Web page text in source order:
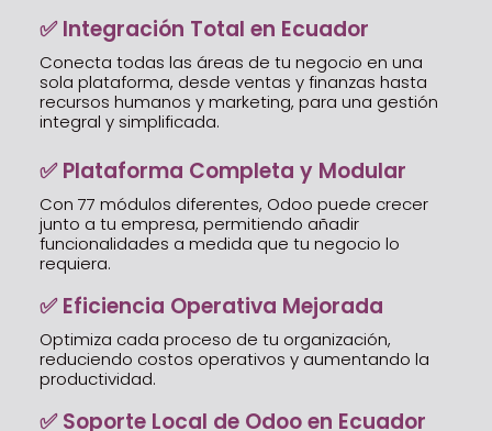
✅ Integración Total en Ecuador
Conecta todas las áreas de tu negocio en una
sola plataforma, desde ventas y finanzas hasta
recursos humanos y marketing, para una gestión
integral y simplificada.
✅ Plataforma Completa y Modular
Con 77 módulos diferentes, Odoo puede crecer
junto a tu empresa, permitiendo añadir
funcionalidades a medida que tu negocio lo
requiera.
✅ Eficiencia Operativa Mejorada
Optimiza cada proceso de tu organización,
reduciendo costos operativos y aumentando la
productividad.
✅ Soporte Local de Odoo en Ecuador